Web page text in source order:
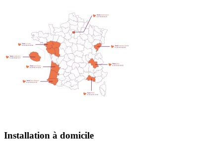
Installation à domicile